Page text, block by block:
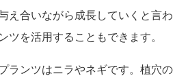
え合いながら成長していくと言わ
ツを活用することもできます。
ランツはニラやネギです。植穴の